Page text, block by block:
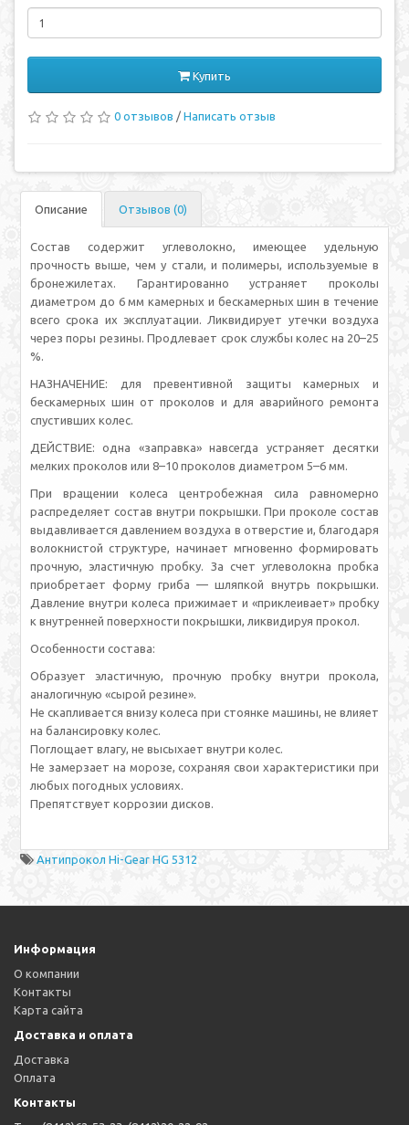
Купить
0 отзывов / Написать отзыв
Описание Отзывов (0)
Состав содержит углеволокно, имеющее удельную
прочность выше, чем у стали, и полимеры, используемые в
бронежилетах. Гарантированно устраняет проколы
диаметром до 6 мм камерных и бескамерных шин в течение
всего срока их эксплуатации. Ликвидирует утечки воздуха
через поры резины. Продлевает срок службы колес на 20–25
%.
НАЗНАЧЕНИЕ: для превентивной защиты камерных и
бескамерных шин от проколов и для аварийного ремонта
спустивших колес.
ДЕЙСТВИЕ: одна «заправка» навсегда устраняет десятки
мелких проколов или 8–10 проколов диаметром 5–6 мм.
При вращении колеса центробежная сила равномерно
распределяет состав внутри покрышки. При проколе состав
выдавливается давлением воздуха в отверстие и, благодаря
волокнистой структуре, начинает мгновенно формировать
прочную, эластичную пробку. За счет углеволокна пробка
приобретает форму гриба — шляпкой внутрь покрышки.
Давление внутри колеса прижимает и «приклеивает» пробку
к внутренней поверхности покрышки, ликвидируя прокол.
Особенности состава:
Образует эластичную, прочную пробку внутри прокола,
аналогичную «сырой резине».
Не скапливается внизу колеса при стоянке машины, не влияет
на балансировку колес.
Поглощает влагу, не высыхает внутри колес.
Не замерзает на морозе, сохраняя свои характеристики при
любых погодных условиях.
Препятствует коррозии дисков.
Антипрокол Hi-Gear HG 5312
Информация
О компании
Контакты
Карта сайта
Доставка и оплата
Доставка
Оплата
Контакты